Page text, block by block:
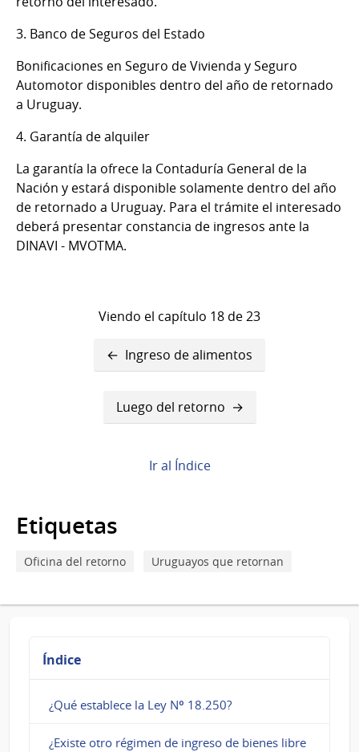
3. Banco de Seguros del Estado
Bonificaciones en Seguro de Vivienda y Seguro
Automotor disponibles dentro del año de retornado
a Uruguay.
4. Garantía de alquiler
La garantía la ofrece la Contaduría General de la
Nación y estará disponible solamente dentro del año
de retornado a Uruguay. Para el trámite el interesado
deberá presentar constancia de ingresos ante la
DINAVI - MVOTMA.
Viendo el capítulo 18 de 23
Enlaces
transversales
para
compatriotas
que
retornan
Ingreso de alimentos
Luego del retorno
Ir al Índice
Etiquetas
Oficina del retorno Uruguayos que retornan
Índice
¿Qué establece la Ley Nº 18.250?
¿Existe otro régimen de ingreso de bienes libre